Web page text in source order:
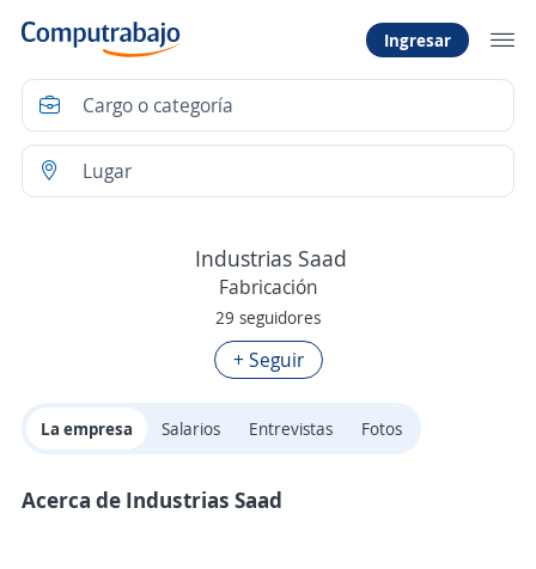
Ingresar
Industrias Saad
Fabricación
29 seguidores
+ Seguir
La empresa Salarios Entrevistas Fotos
Acerca de Industrias Saad